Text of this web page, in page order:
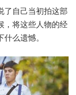
了自己当初拍这部
，将这些人物的经
么遗憾。